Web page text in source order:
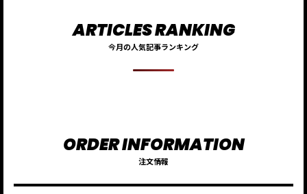
今月の人気記事ランキング
注文情報